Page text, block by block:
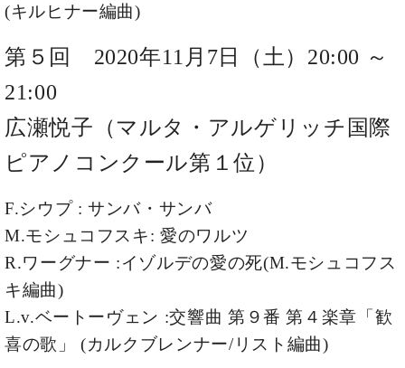
ィ
ョ
W.
フ
ン
ヴ
ィ
ジ
C.BECHSTEIN
タ
ッ
フ
挨
技
者
紹
介
展示
情報
【ユ
ーロ
ピア
(キルヒナー編曲)
第５回 2020年11月7日（土）20:00 ～
21:00
広瀬悦子（マルタ・アルゲリッチ国際
ピアノコンクール第１位）
F.シウプ : サンバ・サンバ
M.モシュコフスキ: 愛のワルツ
R.ワーグナー :イゾルデの愛の死(M.モシュコフス
キ編曲)
L.v.ベートーヴェン :交響曲 第９番 第４楽章「歓
喜の歌」 (カルクブレンナー/リスト編曲)